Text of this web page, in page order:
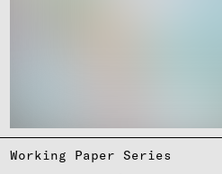
Working Paper Series